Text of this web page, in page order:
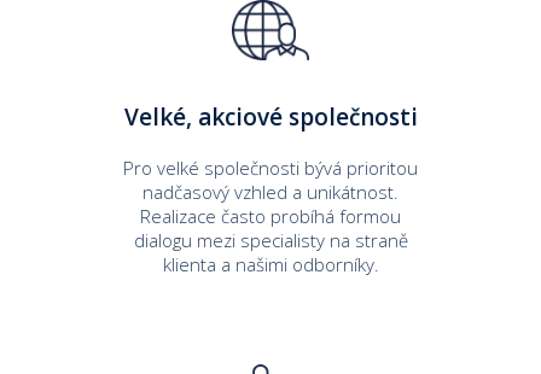
Velké, akciové společnosti
Pro velké společnosti bývá prioritou
nadčasový vzhled a unikátnost.
Realizace často probíhá formou
dialogu mezi specialisty na straně
klienta a našimi odborníky.